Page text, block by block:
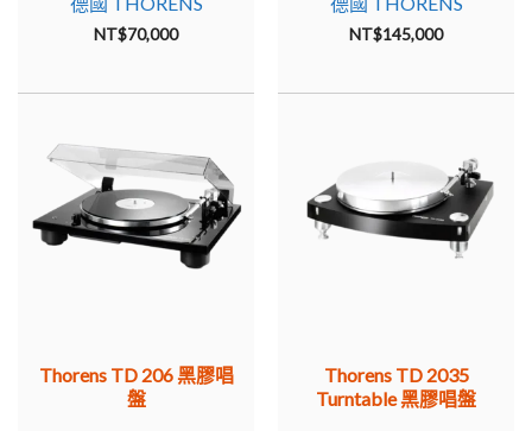
Mk III 中，首次採用轉速控制直流電機來補償短期速度波
代替經過驗證的 Thorens TP 16 Mk III，各種第三方武器
最大限度地保留了自動功能。
Thorens 轉盤 TD 127 和 TD 226 是 TD 126 的衍生產品，用
於長 12 英寸唱臂 (TD 127) 和用於在轉盤盤片的左右安裝兩
個唱臂 (TD 226)。兩種型號都有相應擴大的框架和定制的子
托倫斯 TD 320 / TD 320 MK II / TD 320 Mk III (1984 –
out of 5
NT$70,000
out of 5
NT$145,000
Thorens TD 206 黑膠唱
盤
Thorens TD 2035
Turntable 黑膠唱盤